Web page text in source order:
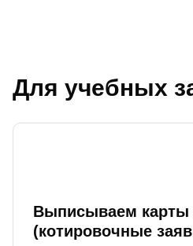
Для учебных
Выписываем
(котировочные